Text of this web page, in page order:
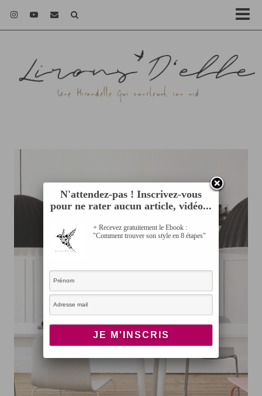
N'attendez-pas ! Inscrivez-vous
pour ne rater aucun article, vidéo...
+ Recevez gratuitement le Ebook :
"Comment trouver son style en 8 étapes"